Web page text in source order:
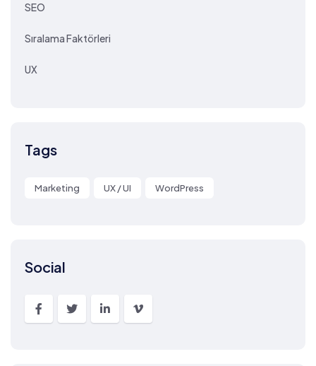
SEO
Sıralama Faktörleri
UX
Tags
Marketing UX / UI WordPress
Social